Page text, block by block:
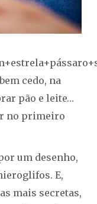
cedo, na
pão e leite…
no primeiro
um desenho,
E,
mais secretas,